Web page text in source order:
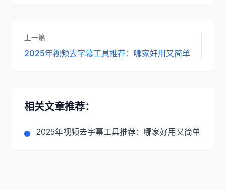
上一篇
2025年视频去字幕工具推荐：哪家好用又简单
相关文章推荐：
2025年视频去字幕工具推荐：哪家好用又简单